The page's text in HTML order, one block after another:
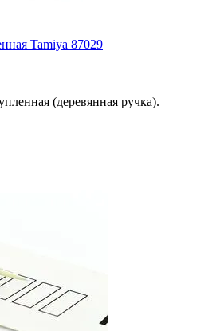
Tamiya 87029
(деревянная ручка).